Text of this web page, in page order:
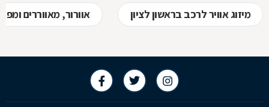
מיזוג אוויר לרכב בראשון לציון אוורור, מאווררים